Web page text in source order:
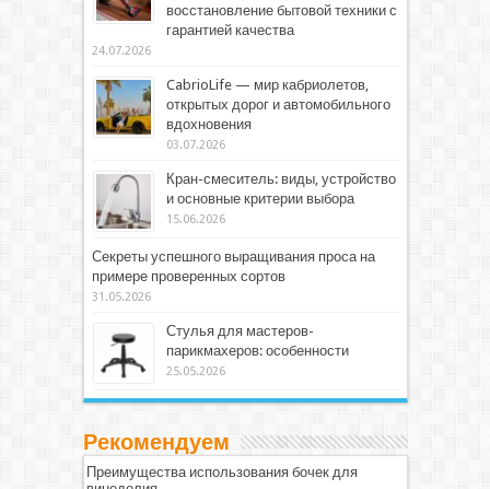
восстановление бытовой техники с
гарантией качества
24.07.2026
CabrioLife — мир кабриолетов,
открытых дорог и автомобильного
вдохновения
03.07.2026
Кран-смеситель: виды, устройство
и основные критерии выбора
15.06.2026
Секреты успешного выращивания проса на
примере проверенных сортов
31.05.2026
Стулья для мастеров-
парикмахеров: особенности
25.05.2026
Рекомендуем
Преимущества использования бочек для